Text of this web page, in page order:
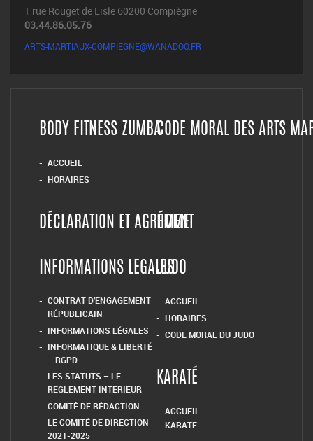
1 rue Rouget de Lisle 60200 Compiègne
03.44.86.05.76
ARTS-MARTIAUX-COMPIEGNE@WANADOO.FR
BODY FITNESS ZUMBA
ACCUEIL
HORAIRES
CODE MORAL DES ARTS
DÉCLARATION ET AGRÉMENT
HOME
INFORMATIONS LEGALES
CONTRAT D’ENGAGEMENT
RÉPUBLICAIN
INFORMATIONS LÉGALES
INFORMATIQUE & LIBERTÉ
– RGPD
LES STATUTS – LE
REGLEMENT INTERIEUR
COMITÉ DE RÉDACTION
LE COMITÉ DE DIRECTION
2021-2025
JUDO
ACCUEIL
HORAIRES
CODE MORAL DU JUDO
KARATÉ
ACCUEIL
KARATE